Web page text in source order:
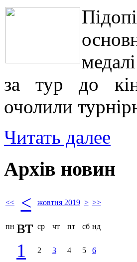
за тур до
очолили
Читать далее
Архів новин
<< < жовтня 2019 > >>
пн вт ср чт пт сб нд
1 2 3 4 5 6